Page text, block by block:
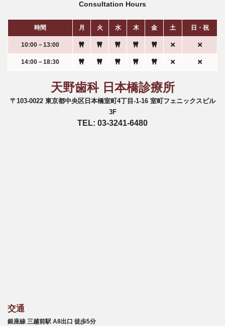
Consultation Hours
時間 月 火 水 木 金 土 日・祝
10:00－13:00
14:00－18:30
天野歯科 日本橋診療所
〒103-0022 東京都中央区日本橋室町4丁目-1-16 室町フェニックスビル
3F
TEL: 03-3241-6480
交通
銀座線 三越前駅 A8出口 徒歩5分